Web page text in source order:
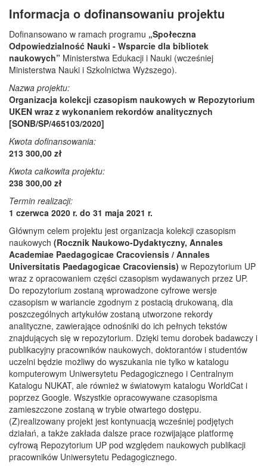
Informacja o dofinansowaniu projektu
Dofinansowano w ramach programu „Społeczna
Odpowiedzialność Nauki - Wsparcie dla bibliotek
naukowych” Ministerstwa Edukacji i Nauki (wcześniej
Ministerstwa Nauki i Szkolnictwa Wyższego).
Nazwa projektu:
Organizacja kolekcji czasopism naukowych w Repozytorium
UKEN wraz z wykonaniem rekordów analitycznych
[SONB/SP/465103/2020]
Kwota dofinansowania:
213 300,00 zł
Kwota całkowita projektu:
238 300,00 zł
Termin realizacji:
1 czerwca 2020 r. do 31 maja 2021 r.
Głównym celem projektu jest organizacja kolekcji czasopism
naukowych (Rocznik Naukowo-Dydaktyczny, Annales
Academiae Paedagogicae Cracoviensis / Annales
Universitatis Paedagogicae Cracoviensis) w Repozytorium UP
wraz z opracowaniem części czasopism wydawanych przez UP.
Do repozytorium zostaną wprowadzone cyfrowe wersje
czasopism w wariancie zgodnym z postacią drukowaną, dla
poszczególnych artykułów zostaną utworzone rekordy
analityczne, zawierające odnośniki do ich pełnych tekstów
znajdujących się w repozytorium. Dzięki temu dorobek badawczy i
publikacyjny pracowników naukowych, doktorantów i studentów
uczelni będzie możliwy do wyszukania nie tylko w katalogu
komputerowym Uniwersytetu Pedagogicznego i Centralnym
Katalogu NUKAT, ale również w światowym katalogu WorldCat i
poprzez Google. Wszystkie opracowywane czasopisma
zamieszczone zostaną w trybie otwartego dostępu.
(Z)realizowany projekt jest kontynuacją wcześniej podjętych
działań, a także zakłada dalsze prace rozwijające platformę
cyfrową Repozytorium UP pod względem naukowych publikacji
pracowników Uniwersytetu Pedagogicznego.